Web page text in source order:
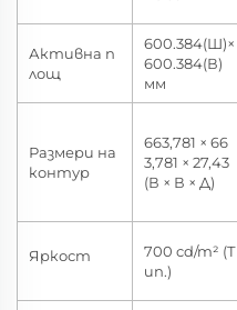
Активна п
лощ
600.384(Ш)×
600.384(В)
мм
Размери на
контур
663,781 × 66
3,781 × 27,43
(В × В × Д)
Яркост
700 cd/m² (Т
ип.)